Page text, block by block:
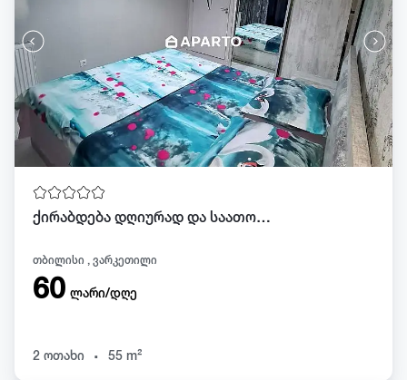
ქირაბდება დღიურად და საათობრივად. 56828045
თბილისი , ვარკეთილი
60 ლარი/დღე
2 ოთახი . 55 m²